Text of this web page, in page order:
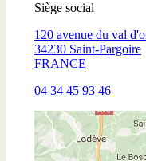
Siège social
120 avenue du val
34230 Saint-Pargoire
FRANCE
04 34 45 93 46